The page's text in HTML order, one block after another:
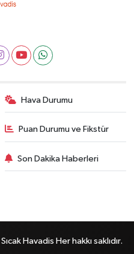
Hava Durumu
Puan Durumu ve Fikstür
Son Dakika Haberleri
Havadis Her hakkı saklıdır.